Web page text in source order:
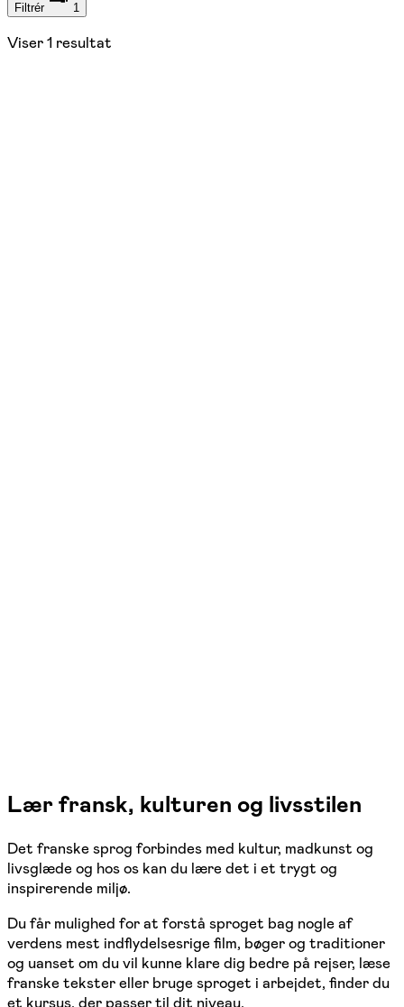
Filtrér 1
Viser1 resultat
Lær fransk, kulturen og livsstilen
Det franske sprog forbindes med kultur, madkunst og
livsglæde og hos os kan du lære det i et trygt og
inspirerende miljø.
Du får mulighed for at forstå sproget bag nogle af
verdens mest indflydelsesrige film, bøger og traditioner
og uanset om du vil kunne klare dig bedre på rejser, læse
franske tekster eller bruge sproget i arbejdet, finder du
et kursus, der passer til dit niveau.